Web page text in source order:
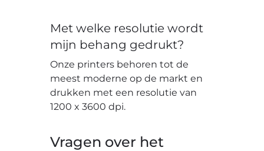
Met welke resolutie wordt
mijn behang gedrukt?
Onze printers behoren tot de
meest moderne op de markt en
drukken met een resolutie van
1200 x 3600 dpi.
Vragen over het